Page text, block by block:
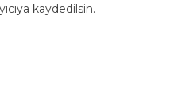
kaydedilsin.